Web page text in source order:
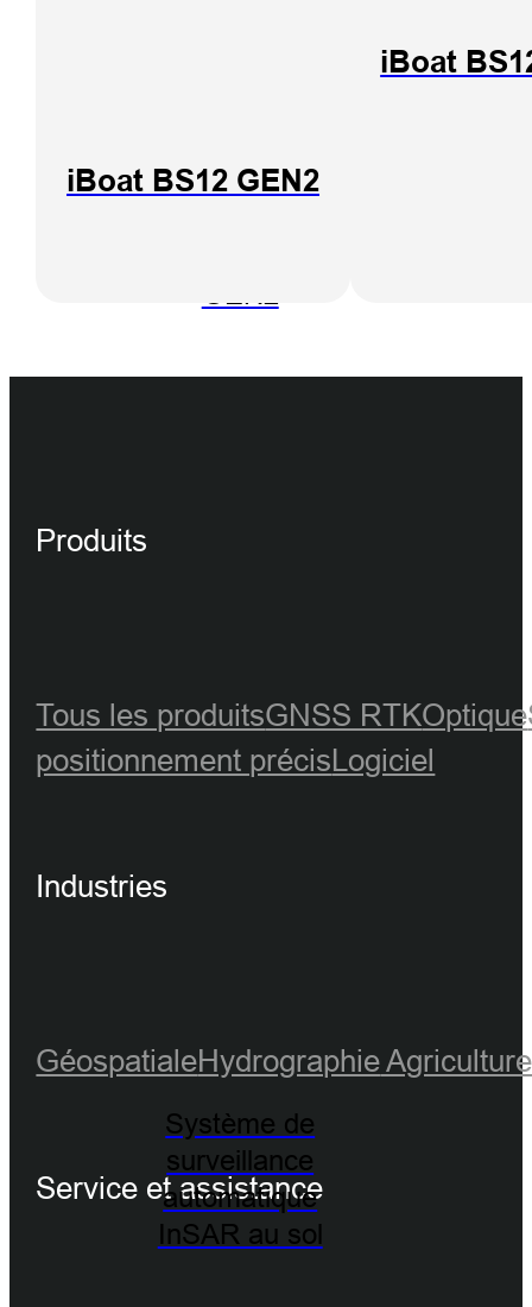
GEN2
USV
Système de
surveillance
automatique
InSAR au sol
iBoat BS12 GEN2
iBoat
Produits
Tous les produitsGNSS RTKOptique
positionnement précisLogiciel
Industries
GéospatialeHydrographieAgriculture
Service et assistance